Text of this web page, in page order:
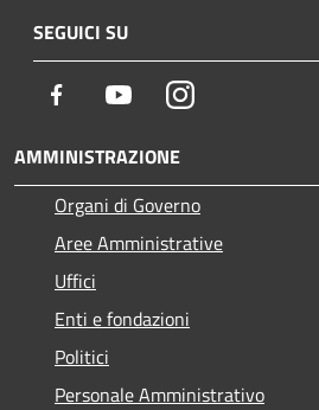
SEGUICI SU
Facebook YoutubeInstagram
AMMINISTRAZIONE
Organi di Governo
Aree Amministrative
Uffici
Enti e fondazioni
Politici
Personale Amministrativo